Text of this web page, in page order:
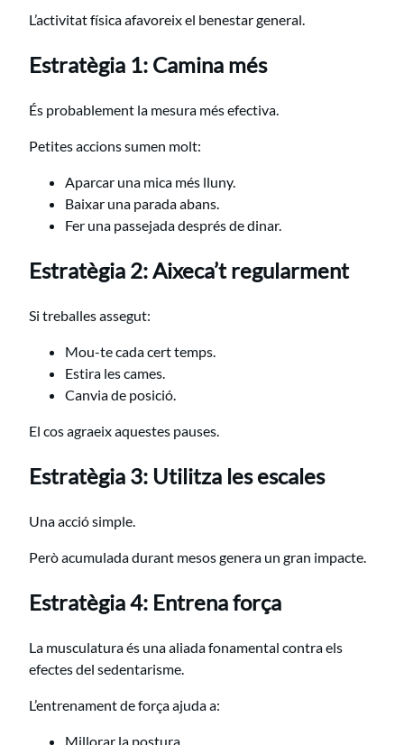
L’activitat física afavoreix el benestar general.
Estratègia 1: Camina més
És probablement la mesura més efectiva.
Petites accions sumen molt:
Aparcar una mica més lluny.
Baixar una parada abans.
Fer una passejada després de dinar.
Estratègia 2: Aixeca’t regularment
Si treballes assegut:
Mou-te cada cert temps.
Estira les cames.
Canvia de posició.
El cos agraeix aquestes pauses.
Estratègia 3: Utilitza les escales
Una acció simple.
Però acumulada durant mesos genera un gran impacte.
Estratègia 4: Entrena força
La musculatura és una aliada fonamental contra els
efectes del sedentarisme.
L’entrenament de força ajuda a:
Millorar la postura.